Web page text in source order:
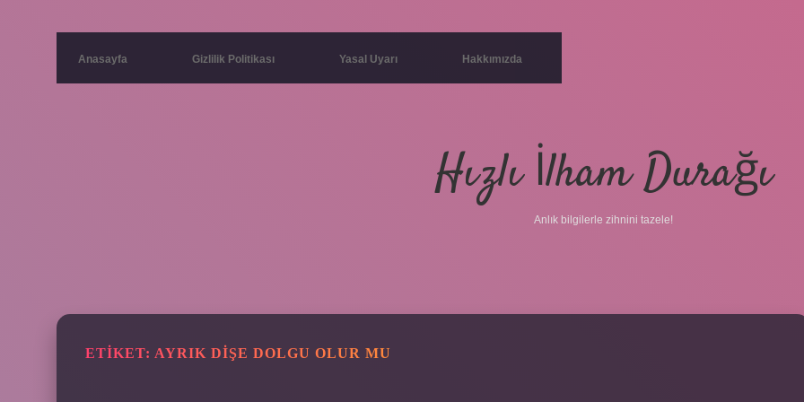
Anasayfa Gizlilik Politikası Yasal Uyarı Hakkımızda
Hızlı İlham Durağı
Anlık bilgilerle zihnini tazele!
ETIKET: AYRIK DIŞE DOLGU OLUR MU